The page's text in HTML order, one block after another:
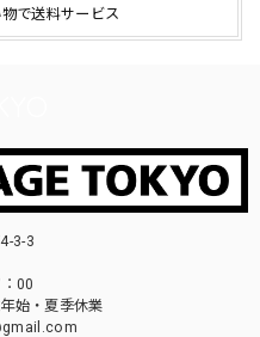
で送料サービス
3-3
00
始・夏季休業